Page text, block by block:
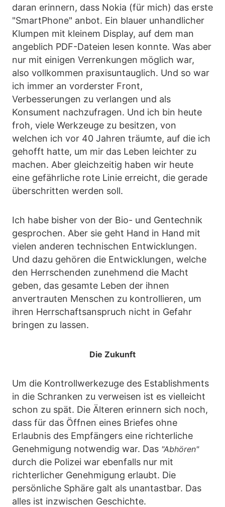
daran erinnern, dass Nokia (für mich) das erste
"SmartPhone" anbot. Ein blauer unhandlicher
Klumpen mit kleinem Display, auf dem man
angeblich PDF-Dateien lesen konnte. Was aber
nur mit einigen Verrenkungen möglich war,
also vollkommen praxisuntauglich. Und so war
ich immer an vorderster Front,
Verbesserungen zu verlangen und als
Konsument nachzufragen. Und ich bin heute
froh, viele Werkzeuge zu besitzen, von
welchen ich vor 40 Jahren träumte, auf die ich
gehofft hatte, um mir das Leben leichter zu
machen. Aber gleichzeitig haben wir heute
eine gefährliche rote Linie erreicht, die gerade
überschritten werden soll.
Ich habe bisher von der Bio- und Gentechnik
gesprochen. Aber sie geht Hand in Hand mit
vielen anderen technischen Entwicklungen.
Und dazu gehören die Entwicklungen, welche
den Herrschenden zunehmend die Macht
geben, das gesamte Leben der ihnen
anvertrauten Menschen zu kontrollieren, um
ihren Herrschaftsanspruch nicht in Gefahr
bringen zu lassen.
Die Zukunft
Um die Kontrollwerkezuge des Establishments
in die Schranken zu verweisen ist es vielleicht
schon zu spät. Die Älteren erinnern sich noch,
dass für das Öffnen eines Briefes ohne
Erlaubnis des Empfängers eine richterliche
Genehmigung notwendig war. Das "Abhören"
durch die Polizei war ebenfalls nur mit
richterlicher Genehmigung erlaubt. Die
persönliche Sphäre galt als unantastbar. Das
alles ist inzwischen Geschichte.